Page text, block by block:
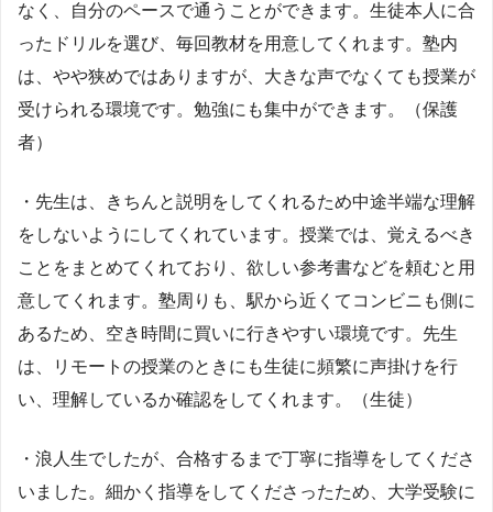
なく、自分のペースで通うことができます。生徒本人に合
ったドリルを選び、毎回教材を用意してくれます。塾内
は、やや狭めではありますが、大きな声でなくても授業が
受けられる環境です。勉強にも集中ができます。（保護
者）
・先生は、きちんと説明をしてくれるため中途半端な理解
をしないようにしてくれています。授業では、覚えるべき
ことをまとめてくれており、欲しい参考書などを頼むと用
意してくれます。塾周りも、駅から近くてコンビニも側に
あるため、空き時間に買いに行きやすい環境です。先生
は、リモートの授業のときにも生徒に頻繁に声掛けを行
い、理解しているか確認をしてくれます。（生徒）
・浪人生でしたが、合格するまで丁寧に指導をしてくださ
いました。細かく指導をしてくださったため、大学受験に